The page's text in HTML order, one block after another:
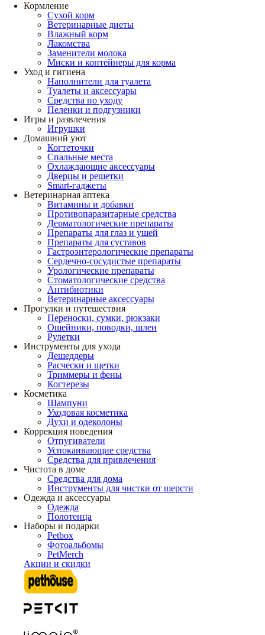
Кормление
Сухой корм
Ветеринарные диеты
Влажный корм
Лакомства
Заменители молока
Миски и контейнеры для корма
Уход и гигиена
Наполнители для туалета
Туалеты и аксессуары
Средства по уходу
Пеленки и подгузники
Игры и развлечения
Игрушки
Домашний уют
Когтеточки
Спальные места
Охлаждающие аксессуары
Дверцы и решетки
Smart-гаджеты
Ветеринарная аптека
Витамины и добавки
Противопаразитарные средства
Дерматологические препараты
Препараты для глаз и ушей
Препараты для суставов
Гастроэнтерологические препараты
Сердечно-сосудистые препараты
Урологические препараты
Стоматологические средства
Антибиотики
Ветеринарные аксессуары
Прогулки и путешествия
Переноски, сумки, рюкзаки
Ошейники, поводки, шлеи
Рулетки
Инструменты для ухода
Дешеддеры
Расчески и щетки
Триммеры и фены
Когтерезы
Косметика
Шампуни
Уходовая косметика
Духи и одеколоны
Коррекция поведения
Отпугиватели
Успокаивающие средства
Средства для привлечения
Чистота в доме
Средства для дома
Инструменты для чистки от шерсти
Одежда и аксессуары
Одежда
Полотенца
Наборы и подарки
Petbox
Фотоальбомы
PetMerch
Акции и скидки